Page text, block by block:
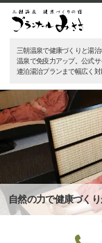
三朝温泉で健康づくりと湯
温泉で免疫力アップ。公式
連泊湯治プランまで幅広く対
自然の力で健康づく